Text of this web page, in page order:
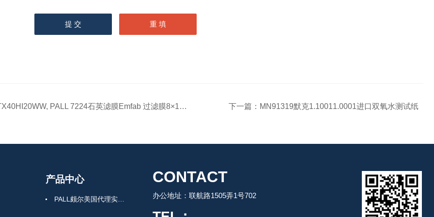
PALL 7224石英滤膜Emfab 过滤膜8×10 in. 下一篇： MN91319默克1.10011.0001进口双氧水测试纸
产品中心 CONTACT
办公地址：联航路1505弄1号702